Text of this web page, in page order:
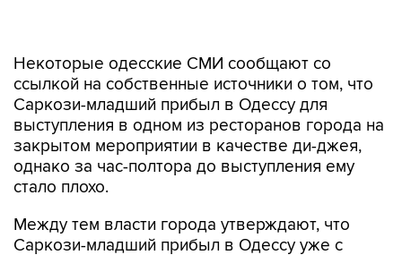
Саркози-младший прибыл в Одессу для
выступления в одном из ресторанов города на
закрытом мероприятии в качестве ди-джея,
однако за час-полтора до выступления ему
стало плохо.
Между тем власти города утверждают, что
признаками отравления.